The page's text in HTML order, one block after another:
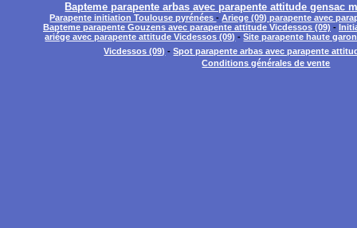
Bapteme parapente arbas avec parapente attitude gensac
Parapente initiation Toulouse pyrénées-Ariege (09) parapente avec
Bapteme parapente Gouzens avec parapente attitude Vicdessos (09) -
ariége avec parapente attitude Vicdessos (09) -Site parapente haute
Vicdessos (09) -Spot parapente arbas avec parapente
Conditions générales de vente